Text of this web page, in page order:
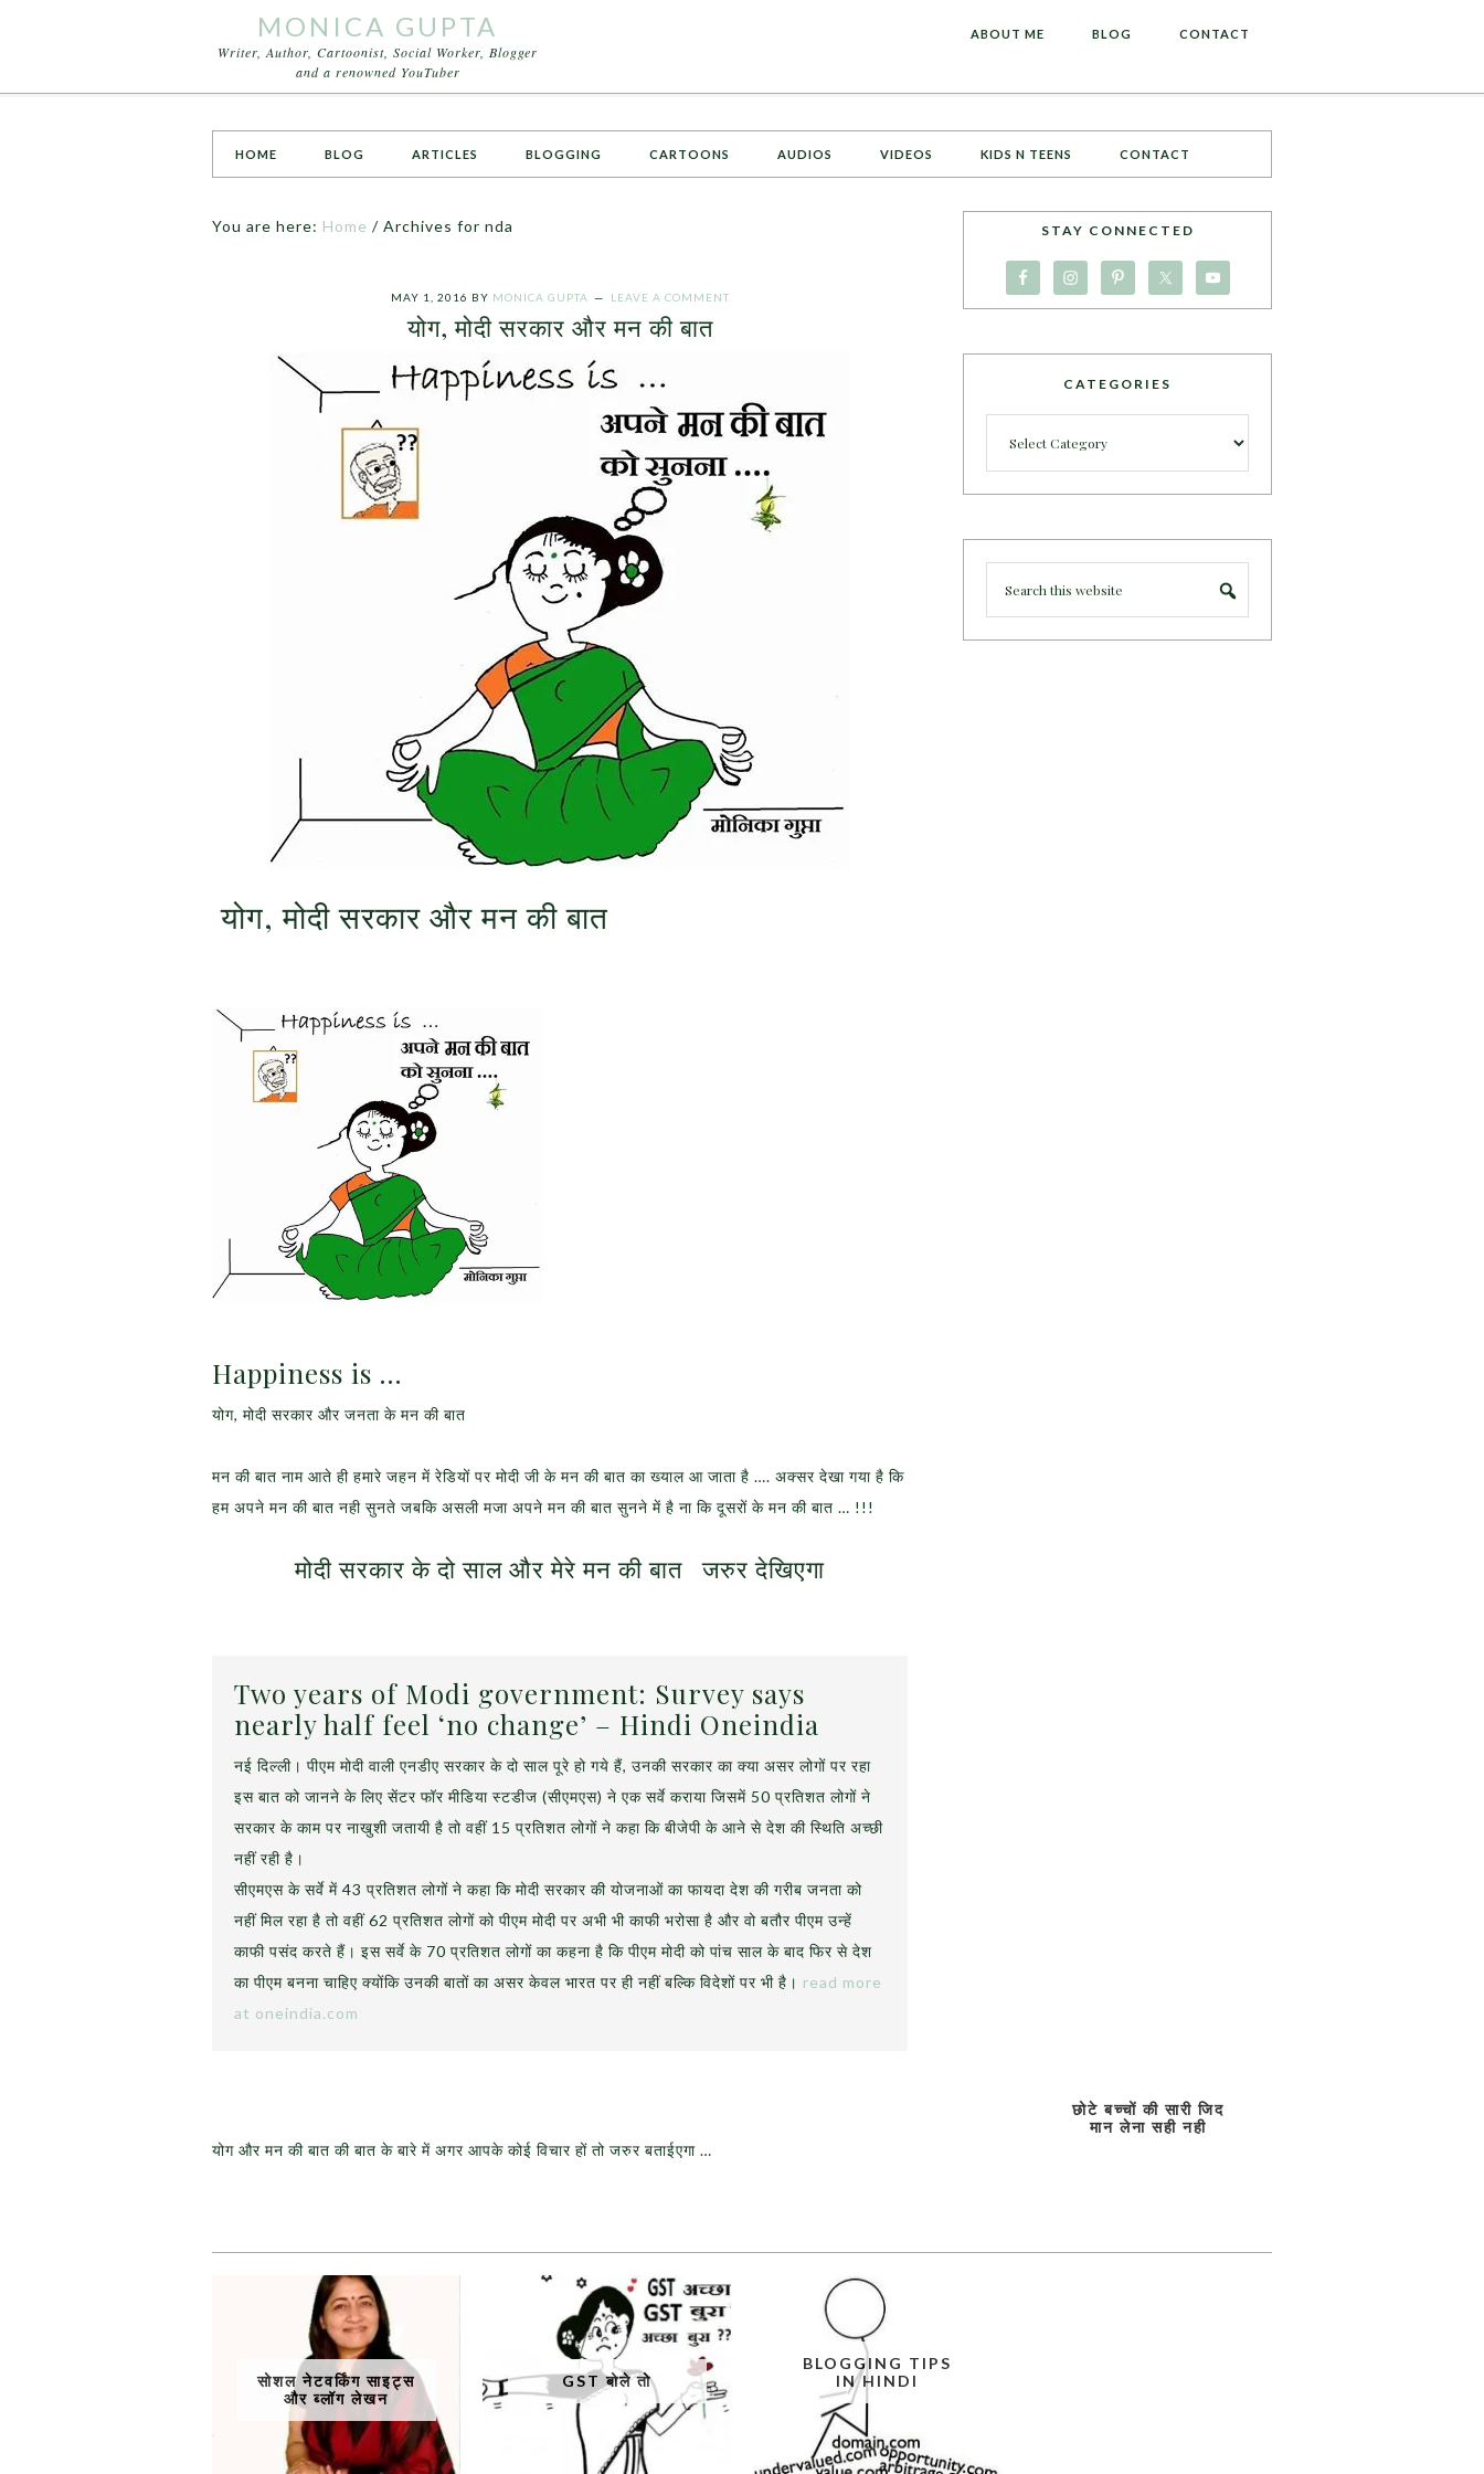
MONICA GUPTA
Writer, Author, Cartoonist, Social Worker, Blogger
and a renowned YouTuber
ABOUT ME BLOG CONTACT
HOME BLOG ARTICLES BLOGGING CARTOONS AUDIOS VIDEOS KIDS N TEENS CONTACT
You are here: Home / Archives for nda
MAY 1, 2016 BY MONICA GUPTA LEAVE A COMMENT
योग, मोदी सरकार और मन की बात
योग, मोदी सरकार और मन की बात
Happiness is …
योग, मोदी सरकार और जनता के मन की बात
मन की बात नाम आते ही हमारे जहन में रेडियों पर मोदी जी के मन की बात का ख्याल आ जाता है …. अक्सर देखा गया है कि
हम अपने मन की बात नही सुनते जबकि असली मजा अपने मन की बात सुनने में है ना कि दूसरों के मन की बात … !!!
मोदी सरकार के दो साल और मेरे मन की बात जरुर देखिएगा
Two years of Modi government: Survey says
nearly half feel ‘no change’ – Hindi Oneindia
नई दिल्ली। पीएम मोदी वाली एनडीए सरकार के दो साल पूरे हो गये हैं, उनकी सरकार का क्या असर लोगों पर रहा
इस बात को जानने के लिए सेंटर फॉर मीडिया स्टडीज (सीएमएस) ने एक सर्वे कराया जिसमें 50 प्रतिशत लोगों ने
सरकार के काम पर नाखुशी जतायी है तो वहीं 15 प्रतिशत लोगों ने कहा कि बीजेपी के आने से देश की स्थिति अच्छी
नहीं रही है।
सीएमएस के सर्वे में 43 प्रतिशत लोगों ने कहा कि मोदी सरकार की योजनाओं का फायदा देश की गरीब जनता को
नहीं मिल रहा है तो वहीं 62 प्रतिशत लोगों को पीएम मोदी पर अभी भी काफी भरोसा है और वो बतौर पीएम उन्हें
काफी पसंद करते हैं। इस सर्वे के 70 प्रतिशत लोगों का कहना है कि पीएम मोदी को पांच साल के बाद फिर से देश
का पीएम बनना चाहिए क्योंकि उनकी बातों का असर केवल भारत पर ही नहीं बल्कि विदेशों पर भी है। read more
at oneindia.com
योग और मन की बात की बात के बारे में अगर आपके कोई विचार हों तो जरुर बताईएगा …
STAY CONNECTED
CATEGORIES
छोटे बच्चों की सारी जिद
मान लेना सही नही
BLOGGING TIPS
IN HINDI
GST बोले तो
सोशल नेटवर्किंग साइट्स
और ब्लॉग लेखन